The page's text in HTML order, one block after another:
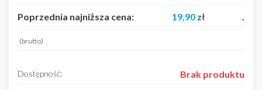
Poprzednia najniższa cena: 19,90 zł .
(brutto)
Dostępność: Brak produktu